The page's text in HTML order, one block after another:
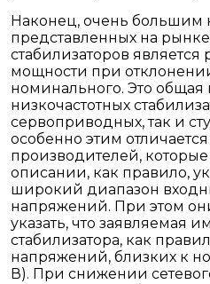
Наконец, очень большим
представленных на
стабилизаторов
мощности при
номинального. Это общая
низкочастотных
сервоприводных, так и
особенно этим
производителей,
описании, как правило,
широкий диапазон
напряжений. При этом
указать, что заявляемая
стабилизатора, как
напряжений, близких к
В). При снижении